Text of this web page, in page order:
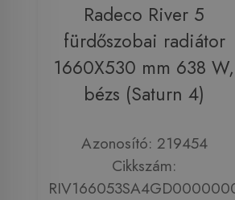
Radeco River 5
fürdőszobai radiátor
1660X530 mm 638 W,
bézs (Saturn 4)
Azonosító: 219454
Cikkszám: